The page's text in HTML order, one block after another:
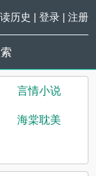
历史 | 登录| 注册
言情小说
海棠耽美